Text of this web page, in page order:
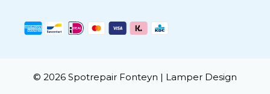
© 2026 Spotrepair Fonteyn | Lamper Design